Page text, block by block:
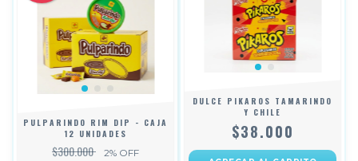
PULPARINDO RIM DIP - CAJA
12 UNIDADES
$300.000 2% OFF
DULCE PIKAROS TAMARINDO
Y CHILE
$38.000